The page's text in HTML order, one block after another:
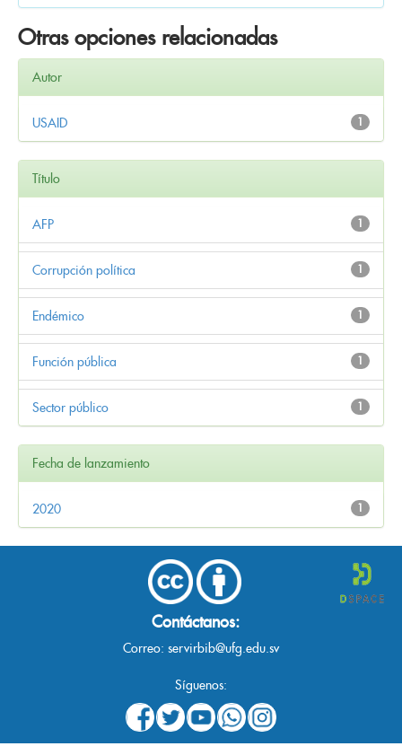
Otras opciones relacionadas
Autor
1
USAID
Título
1
AFP
1
Corrupción política
1
Endémico
1
Función pública
1
Sector público
Fecha de lanzamiento
1
2020
Contáctanos:
Correo: servirbib@ufg.edu.sv
Síguenos: